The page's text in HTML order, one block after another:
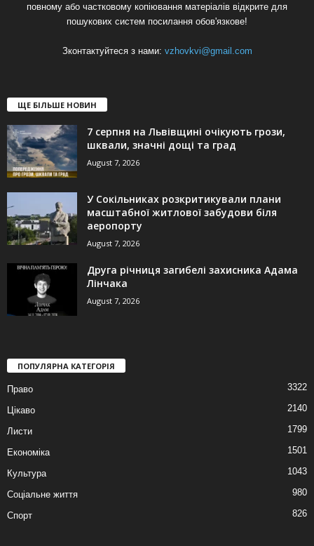
повному або частковому копіювання матеріалів відкрите для
пошукових систем посилання обов'язкове!
Зконтактуйтеся з нами: vzhovkvi@gmail.com
ЩЕ БІЛЬШЕ НОВИН
7 серпня на Львівщині очікують грози,
шквали, значні дощі та град
August 7, 2026
У Сокільниках розкритикували плани
масштабної житлової забудови біля
аеропорту
August 7, 2026
Друга річниця загибелі захисника Адама
Лінчака
August 7, 2026
ПОПУЛЯРНА КАТЕГОРІЯ
Право 3322
Цікаво 2140
Листи 1799
Економіка 1501
Культура 1043
Соціальне життя 980
Спорт 826